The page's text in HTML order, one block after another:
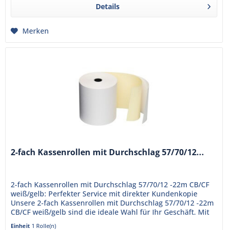
Details
Merken
2-fach Kassenrollen mit Durchschlag 57/70/12...
2-fach Kassenrollen mit Durchschlag 57/70/12 -22m CB/CF
weiß/gelb: Perfekter Service mit direkter Kundenkopie
Unsere 2-fach Kassenrollen mit Durchschlag 57/70/12 -22m
CB/CF weiß/gelb sind die ideale Wahl für Ihr Geschäft. Mit
Einheit 1 Rolle(n)